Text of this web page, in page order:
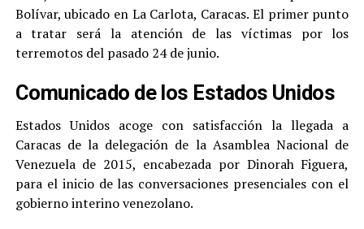
Bolívar, ubicado en La Carlota, Caracas. El primer punto
a tratar será la atención de las víctimas por los
terremotos del pasado 24 de junio.
Comunicado de los Estados Unidos
Estados Unidos acoge con satisfacción la llegada a
Caracas de la delegación de la Asamblea Nacional de
Venezuela de 2015, encabezada por Dinorah Figuera,
para el inicio de las conversaciones presenciales con el
gobierno interino venezolano.